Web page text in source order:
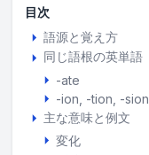
目次
語源と覚え方
同じ語根の英単語
-ate
-ion, -tion, -sion
主な意味と例文
変化